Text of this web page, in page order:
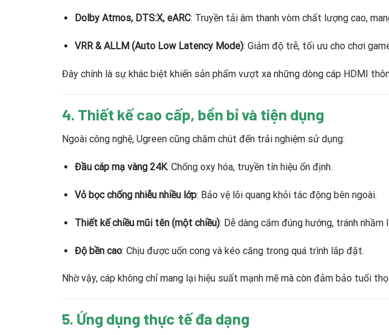
Dolby Atmos, DTS:X, eARC: Truyền tải âm thanh vòm chất lượng cao,
VRR & ALLM (Auto Low Latency Mode): Giảm độ trễ, tối ưu cho chơi
Đây chính là sự khác biệt khiến sản phẩm vượt xa những dòng cáp HDMI
4. Thiết kế cao cấp, bền bỉ và tiện dụng
Ngoài công nghệ, Ugreen cũng chăm chút đến trải nghiệm sử dụng:
Đầu cáp mạ vàng 24K: Chống oxy hóa, truyền tín hiệu ổn định.
Vỏ bọc chống nhiễu nhiều lớp: Bảo vệ lõi quang khỏi tác động bên ngoài.
Thiết kế chiều mũi tên (một chiều): Dễ dàng cắm đúng hướng, tránh nhầm
Độ bền cao: Chịu được uốn cong và kéo căng trong quá trình lắp đặt.
Nhờ vậy, cáp không chỉ mang lại hiệu suất mạnh mẽ mà còn đảm bảo tuổi
5. Ứng dụng thực tế đa dạng